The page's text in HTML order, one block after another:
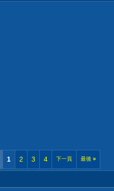
1 2 3 4 下一頁 最後 »